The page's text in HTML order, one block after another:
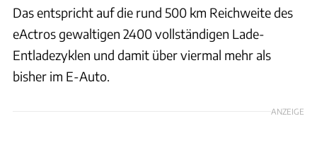
Das entspricht auf die rund 500 km Reichweite des
eActros gewaltigen 2400 vollständigen Lade-
Entladezyklen und damit über viermal mehr als
bisher im E-Auto.
ANZEIGE